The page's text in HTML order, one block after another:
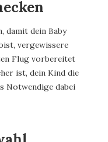
damit dein Baby
vergewissere
Flug vorbereitet
ist, dein Kind die
Notwendige dabei